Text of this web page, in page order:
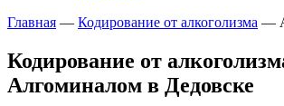
Главная — Кодирование от алкоголизма —
Кодирование от
Алгоминалом в Дедовске